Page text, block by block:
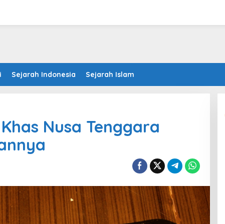
Sejarah Indonesia Sejarah Islam
Nusa Tenggara